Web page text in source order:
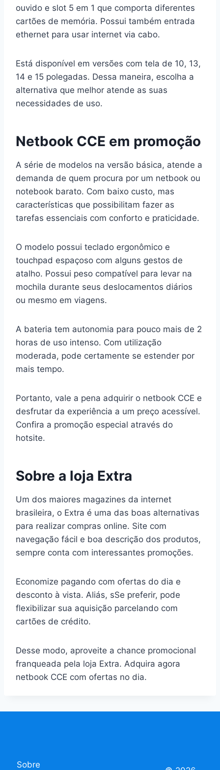
ouvido e slot 5 em 1 que comporta diferentes
cartões de memória. Possui também entrada
ethernet para usar internet via cabo.
Está disponível em versões com tela de 10, 13,
14 e 15 polegadas. Dessa maneira, escolha a
alternativa que melhor atende as suas
necessidades de uso.
Netbook CCE em promoção
A série de modelos na versão básica, atende a
demanda de quem procura por um netbook ou
notebook barato. Com baixo custo, mas
características que possibilitam fazer as
tarefas essenciais com conforto e praticidade.
O modelo possui teclado ergonômico e
touchpad espaçoso com alguns gestos de
atalho. Possui peso compatível para levar na
mochila durante seus deslocamentos diários
ou mesmo em viagens.
A bateria tem autonomia para pouco mais de 2
horas de uso intenso. Com utilização
moderada, pode certamente se estender por
mais tempo.
Portanto, vale a pena adquirir o netbook CCE e
desfrutar da experiência a um preço acessível.
Confira a promoção especial através do
hotsite.
Sobre a loja Extra
Um dos maiores magazines da internet
brasileira, o Extra é uma das boas alternativas
para realizar compras online. Site com
navegação fácil e boa descrição dos produtos,
sempre conta com interessantes promoções.
Economize pagando com ofertas do dia e
desconto à vista. Aliás, sSe preferir, pode
flexibilizar sua aquisição parcelando com
cartões de crédito.
Desse modo, aproveite a chance promocional
franqueada pela loja Extra. Adquira agora
netbook CCE com ofertas no dia.
Sobre